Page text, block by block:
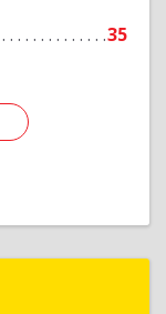
35